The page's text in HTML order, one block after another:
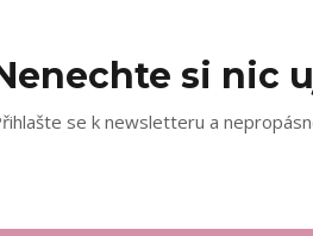
si nic
se k newsletteru a